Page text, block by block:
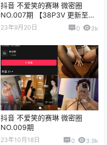
抖音 不爱笑的赛琳 微密圈
NO.007期 【38P3V 更新至：
2023.9.19
23年9月20日 0 3k
抖音 不爱笑的赛琳 微密圈
NO.009期
23年10月18日 0 3.9k